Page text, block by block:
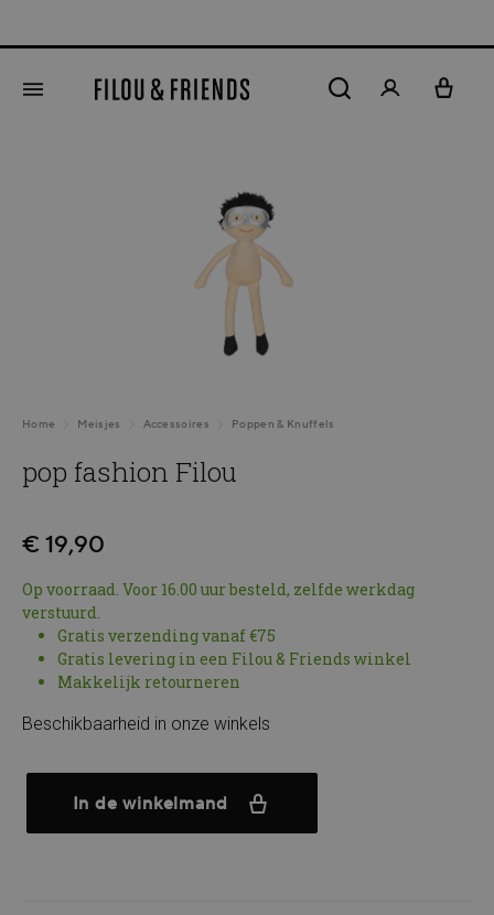
Home Meisjes Accessoires Poppen & Knuffels
pop fashion Filou
€ 19,90
Op voorraad. Voor 16.00 uur besteld, zelfde werkdag
verstuurd.
Gratis verzending vanaf €75
Gratis levering in een Filou & Friends winkel
Makkelijk retourneren
Beschikbaarheid in onze winkels
In de winkelmand